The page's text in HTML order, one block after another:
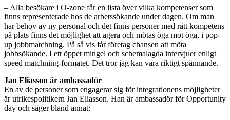
– Alla besökare i O-zone får en lista över vilka kompetenser som
finns representerade hos de arbetssökande under dagen. Om man
har behov av ny personal och det finns personer med rätt kompetens
på plats finns det möjlighet att agera och mötas öga mot öga, i pop-
up jobbmatchning. På så vis får företag chansen att möta
jobbsökande. I ett öppet mingel och schemalagda intervjuer enligt
speed matchning-formatet. Det tror jag kan vara riktigt spännande.
Jan Eliasson är ambassadör
En av de personer som engagerar sig för integrationens möjligheter
är utrikespolitikern Jan Eliasson. Han är ambassadör för Opportunity
day och säger bland annat: